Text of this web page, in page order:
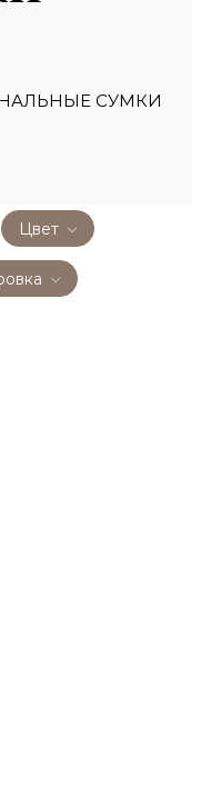
СУМКИ
Цвет